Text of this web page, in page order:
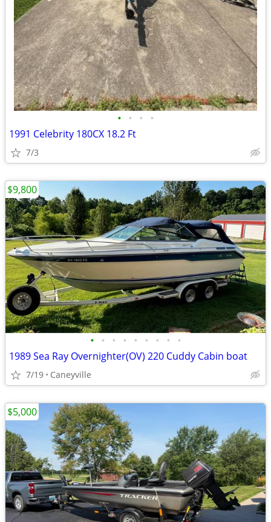
• • • •
1991 Celebrity 180CX 18.2 Ft
7/3
• • • • • • • • •
1989 Sea Ray Overnighter(OV) 220 Cuddy Cabin boat
7/19 Caneyville
$9,800
$5,000